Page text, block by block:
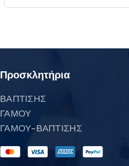
Προσκλητήρια
ΒΑΠΤΙΣΗΣ
ΓΑΜΟΥ
ΓΑΜΟΥ-ΒΑΠΤΙΣΗΣ